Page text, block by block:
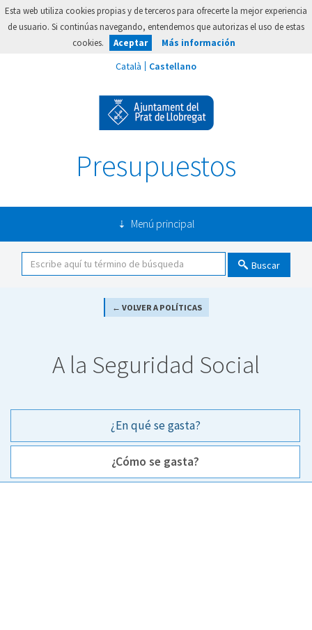
Esta web utiliza cookies propias y de terceros para ofrecerte la mejor experiencia
de usuario. Si continúas navegando, entendemos que autorizas el uso de estas
cookies.
Aceptar Más información
Presupuestos
Menú principal
Buscar
← VOLVER A POLÍTICAS
A la Seguridad Social
¿En qué se gasta?
¿Cómo se gasta?